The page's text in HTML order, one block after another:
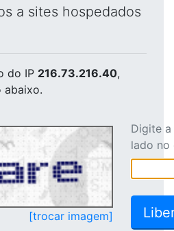
a sites hospedados
do IP 216.73.216.40,
abaixo.
[trocar imagem]
Digite
lado no